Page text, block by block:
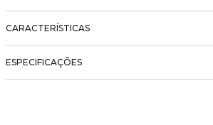
CARACTERÍSTICAS
ESPECIFICAÇÕES